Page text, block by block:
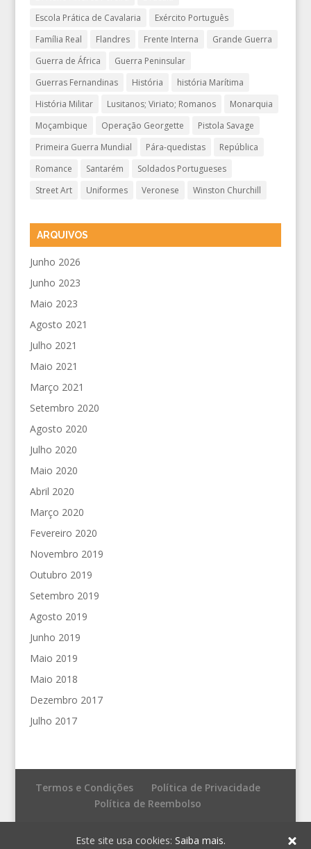
Escola Prática de Cavalaria
Exército Português
Família Real
Flandres Frente Interna
Grande Guerra
Guerra de África
Guerra Peninsular
Guerras Fernandinas
História
história Marítima
História Militar
Lusitanos; Viriato; Romanos
Monarquia
Moçambique
Operação Georgette
Pistola Savage
Primeira Guerra Mundial
Pára-quedistas
República
Romance
Santarém
Soldados Portugueses
Street Art
Uniformes Veronese Winston Churchill
ARQUIVOS
Junho 2026
Junho 2023
Maio 2023
Agosto 2021
Julho 2021
Maio 2021
Março 2021
Setembro 2020
Agosto 2020
Julho 2020
Maio 2020
Abril 2020
Março 2020
Fevereiro 2020
Novembro 2019
Outubro 2019
Setembro 2019
Agosto 2019
Junho 2019
Maio 2019
Maio 2018
Dezembro 2017
Julho 2017
Termos e Condições
Política de Privacidade
Política de Reembolso
© Fronteira do Caos - Editores
Este site usa cookies: Saiba mais.